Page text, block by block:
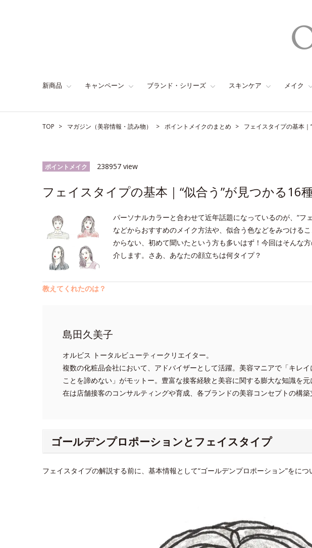
新商品 キャンペーン ブランド・シリーズ スキンケア メイク
TOP マガジン（美容情報・読み物） ポイントメイクのまとめ フェイスタイプの基本
ポイントメイク 238957 view
フェイスタイプの基本｜“似合う”が見つかる16
パーソナルカラーと合わせて近年話題になっているのが、“フ
などからおすすめのメイク方法や、似合う色などをみつける
からない、初めて聞いたという方も多いはず！今回はそんな
介します。さあ、あなたの顔立ちは何タイプ？
教えてくれたのは？
島田久美子
オルビス トータルビューティークリエイター。
複数の化粧品会社において、アドバイザーとして活躍。美容マニアで「キレイ
ことを諦めない」がモットー。豊富な接客経験と美容に関する膨大な知識を元
在は店舗接客のコンサルティングや育成、各ブランドの美容コンセプトの構築
ゴールデンプロポーションとフェイスタイプ
フェイスタイプの解説する前に、基本情報として“ゴールデンプロポーション”をにつ